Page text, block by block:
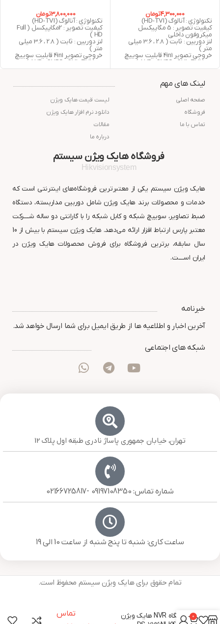
4,300,000تومان
تکنولوژی : آنالوگ (HD-TVI)
کیفیت تصویر : 5 مگاپیکسل
میکروفون داخلی
لنز دوربین : ثابت ( 2.8 ، 3.6 میلی
متر )
خروجی تصویر 4in1 قابلیت سوییچ
به ( AHD , CVBS , CVI , TVI )
دید در شب : 25 متر مربع
گارانتی : 24 ماه شرکت پارس ارتباط
افزار
3,800,000تومان
تکنولوژی : آنالوگ (HD-TVI)
کیفیت تصویر : 2مگاپیکسل ( Full
HD )
لنز دوربین : ثابت ( 2.8 ، 3.6 میلی
متر )
خروجی تصویر 4in1 قابلیت سوییچ
به ( AHD , CVBS , CVI , TVI )
دید در شب : 30 متر مربع
لینک های مهم
صفحه اصلی
فروشگاه
تماس با ما
لیست قیمت هایک ویژن
دانلود نرم افزار هایک ویژن
مقالات
درباره ما
فروشگاه هایک ویژن سیستم
Hikvisionsystem
هایک ویژن سیستم یکی از معتبرترین فروشگاه‌های اینترنتی است که
خدمات و محصولات برند هایک ویژن شامل دوربین مداربسته، دستگاه
ضبط تصاویر، سوییچ شبکه و کابل شبکه را با گارانتی دو ساله شــــرکت
معتبر پارس ارتباط افزار ارائه می‌دهد. هایک ویژن سیستم با بیش از 10
سال سابقه، برترین فروشگاه برای فروش محصولات هایک ویژن در
ایران اســــت.
خبرنامه
آخرین اخبار و اطلاعیه ها از طریق ایمیل برای شما ارسال خواهد شد.
شبکه های اجتماعی
تهران، خیابان جمهوری پاساژ نادری طبقه اول پلاک 12
شماره تماس: 09197108350 -02166725817
ساعت کاری: شنبه تا پنج شنبه از ساعت 10 الی 19
تمام حقوق برای هایک ویژن سیستم محفوظ است.
دستگاه NVR هایک ویژن
تماس
0